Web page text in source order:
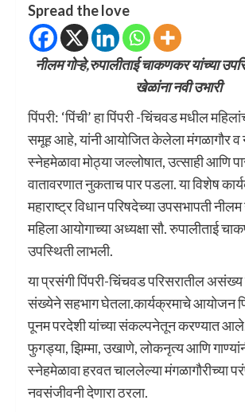
Spread the love
नीलम गोऱ्हे,रुपालीताई चाकणकर यांच्या
खेळांना नवी उभारी
पिंपरी: ‘पिंची’ हा पिंपरी -चिंचवड मधील
समूह आहे, यांनी आयोजित केलेला मंगळागौर व
स्नेहमेळावा मोठ्या जल्लोषात, उत्साही आणि
वातावरणात नुकताच पार पडला. या विशेष
महाराष्ट्र विधान परिषदेच्या उपसभापती
महिला आयोगाच्या अध्यक्षा सौ. रुपालीताई
उपस्थिती लाभली.
या प्रसंगी पिंपरी-चिंचवड परिसरातील असंख्य
संख्येने सहभाग घेतला.कार्यक्रमाचे आयोजन
पूनम परदेशी यांच्या संकल्पनेतून करण्यात
फुगड्या, झिम्मा, उखाणे, लोकनृत्य आणि
स्नेहमेळावा हरवत चाललेल्या मंगळागौरीच्या
नवसंजीवनी देणारा ठरला.